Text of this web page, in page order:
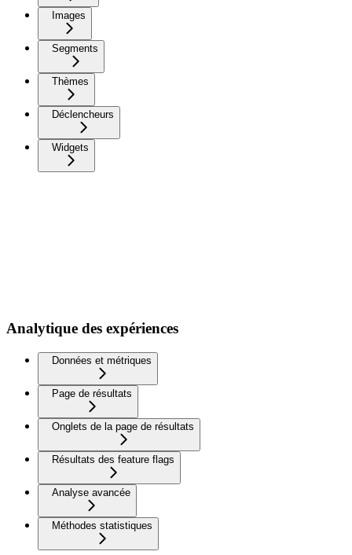
Images
Segments
Thèmes
Déclencheurs
Widgets
Analytique des expériences
Données et métriques
Page de résultats
Onglets de la page de résultats
Résultats des feature flags
Analyse avancée
Méthodes statistiques